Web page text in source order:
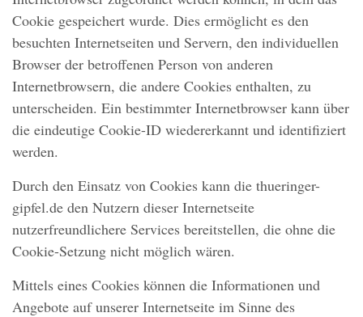
Cookie gespeichert wurde. Dies ermöglicht es den
besuchten Internetseiten und Servern, den individuellen
Browser der betroffenen Person von anderen
Internetbrowsern, die andere Cookies enthalten, zu
unterscheiden. Ein bestimmter Internetbrowser kann über
die eindeutige Cookie-ID wiedererkannt und identifiziert
werden.
Durch den Einsatz von Cookies kann die thueringer-
gipfel.de den Nutzern dieser Internetseite
nutzerfreundlichere Services bereitstellen, die ohne die
Cookie-Setzung nicht möglich wären.
Mittels eines Cookies können die Informationen und
Angebote auf unserer Internetseite im Sinne des